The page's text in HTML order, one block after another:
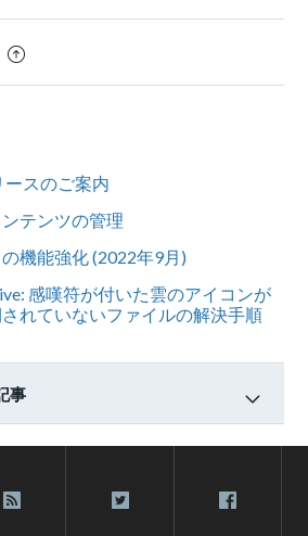
ースのご案内
テンツの管理
機能強化 (2022年9月)
感嘆符が付いた雲のアイコンが
れていないファイルの解決手順
事